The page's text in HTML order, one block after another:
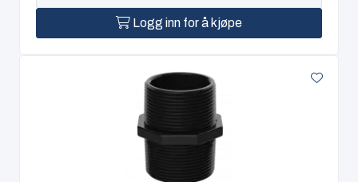
Logg inn for å kjøpe